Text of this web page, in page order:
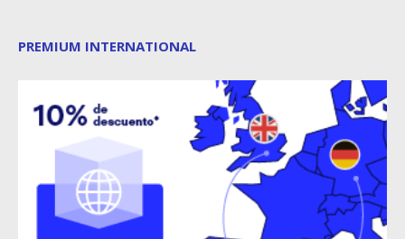
PREMIUM INTERNATIONAL